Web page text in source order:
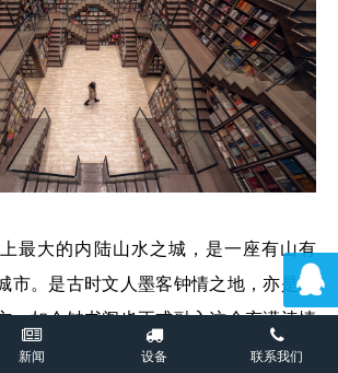
最大的内陆山水之城，是一座有山有
市。是古时文人墨客钟情之地，亦是现
。如今钟书阁也正式融入这个充满诗情
杨家坪中迪广场。
新闻 设备 联系我们